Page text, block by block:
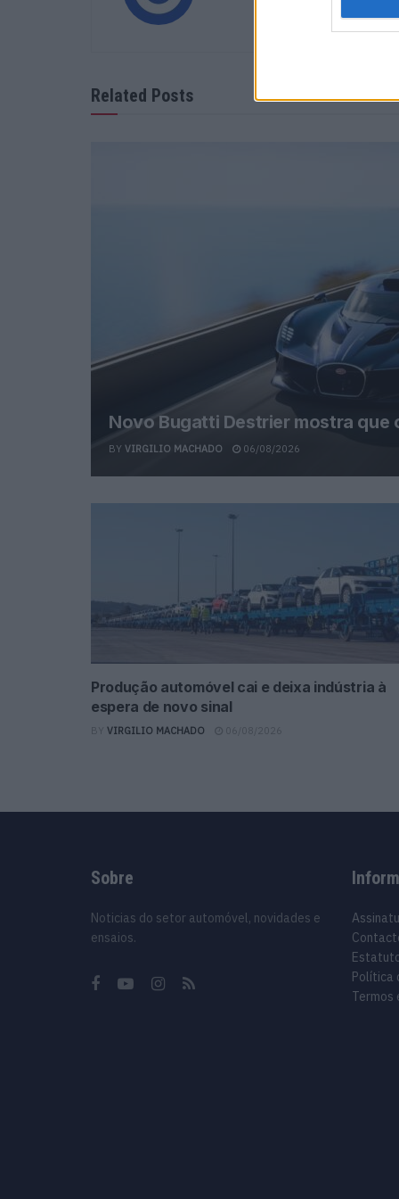
Related Posts
Novo Bugatti Destrier mostra que
BY VIRGILIO MACHADO 06/08/2026
Produção automóvel cai e deixa indústria à
espera de novo sinal
BY VIRGILIO MACHADO
Sobre
Noticias do setor automóvel, novidades e
ensaios.
Política
Termos